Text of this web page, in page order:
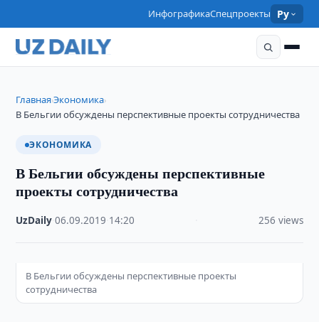
ИнфографикаСпецпроекты Ру
Главная›Экономика›
В Бельгии обсуждены перспективные проекты сотрудничества
ЭКОНОМИКА
В Бельгии обсуждены перспективные
проекты сотрудничества
UzDaily ·06.09.2019 14:20 256 views
В Бельгии обсуждены перспективные проекты
сотрудничества